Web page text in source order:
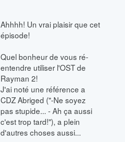
Ahhhh! Un vrai plaisir que cet
épisode!
Quel bonheur de vous ré-
entendre utiliser l'OST de
Rayman 2!
J'ai noté une référence a
CDZ Abriged ("-Ne soyez
pas stupide... - Ah ça aussi
c'est trop tard!"), a plein
d'autres choses aussi...